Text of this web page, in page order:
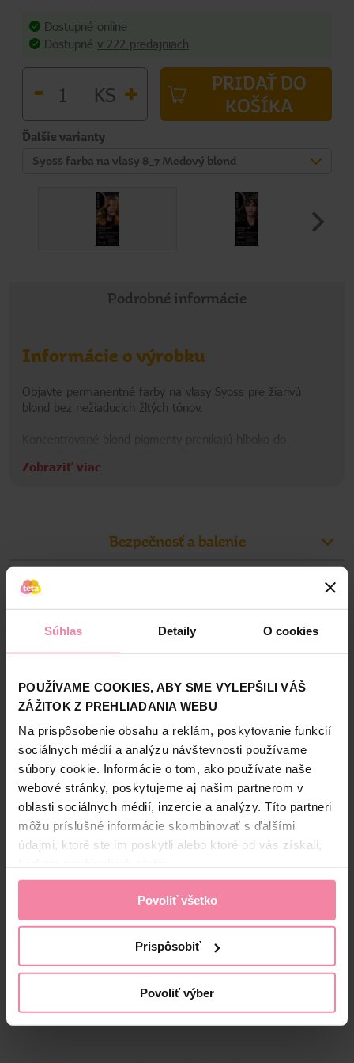
Súhlas Detaily O cookies
POUŽÍVAME COOKIES, ABY SME VYLEPŠILI VÁŠ
ZÁŽITOK Z PREHLIADANIA WEBU
Na prispôsobenie obsahu a reklám, poskytovanie funkcií
sociálnych médií a analýzu návštevnosti používame
súbory cookie. Informácie o tom, ako používate naše
webové stránky, poskytujeme aj našim partnerom v
oblasti sociálnych médií, inzercie a analýzy. Títo partneri
môžu príslušné informácie skombinovať s ďalšími
údajmi, ktoré ste im poskytli alebo ktoré od vás získali,
Povoliť všetko
Prispôsobiť
Povoliť výber
Dostupné online
Dostupné v 222 predajniach
- KS +
PRIDAŤ DO
KOŠÍKA
Ďalšie varianty
Syoss farba na vlasy 8_7 Medový blond
Podrobné informácie
Informácie o výrobku
Objavte permanentné farby na vlasy Syoss pre žiarivú
blond bez nežiaducich žltých tónov.
Koncentrované blond pigmenty prenikajú hlboko do
profesionálne krytie šedín. Profesionálny systém proti
Tento odtieň je vhodný pre svetlo plavé až stredne plavé
vlasy, vhodný až pre stredne prešedivené vlasy.
*v porovnaní s neošetrenými vlasmi
- až o 80 % menej lámavosti vlasov (v porovnaní s
neošetrenými vlasmi)
- profesionálne krytie šedín
- presná aplikácia bez stekania
Zobraziť viac
Bezpečnosť a balenie
Alternatívne produkty
Syoss farba na vlasy 10_55
Ultra platinový blond
Jedn. cena 6,19 / KS
Syoss Oleo Intense farba na
vlasy 5-92 Žiarivo červený
Jedn. cena 6,49 / KS